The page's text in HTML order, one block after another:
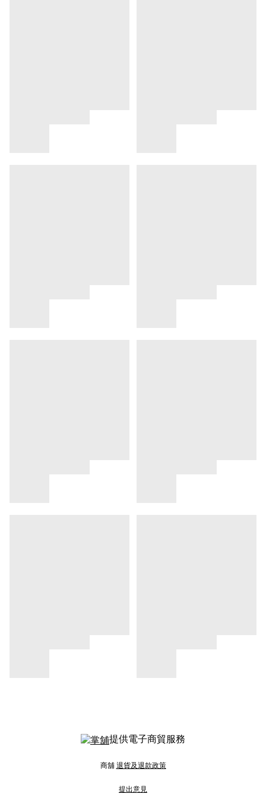
提供電子商貿服務
商舖 退貨及退款政策
提出意見